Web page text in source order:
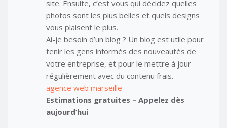
site. Ensuite, c’est vous qui décidez quelles
photos sont les plus belles et quels designs
vous plaisent le plus.
Ai-je besoin d’un blog ? Un blog est utile pour
tenir les gens informés des nouveautés de
votre entreprise, et pour le mettre à jour
régulièrement avec du contenu frais.
agence web marseille
Estimations gratuites – Appelez dès
aujourd’hui